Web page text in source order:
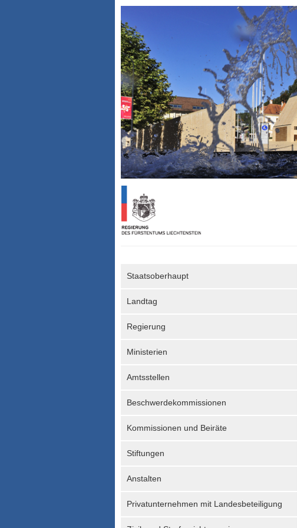
Staatsoberhaupt
Landtag
Regierung
Ministerien
Amtsstellen
Beschwerdekommissionen
Kommissionen und Beiräte
Stiftungen
Anstalten
Privatunternehmen mit Landesbeteiligung